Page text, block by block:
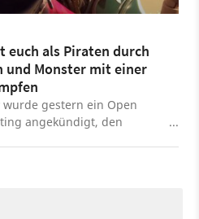
euch als Piraten durch
und Monster mit einer
gestern ein Open
angekündigt, den